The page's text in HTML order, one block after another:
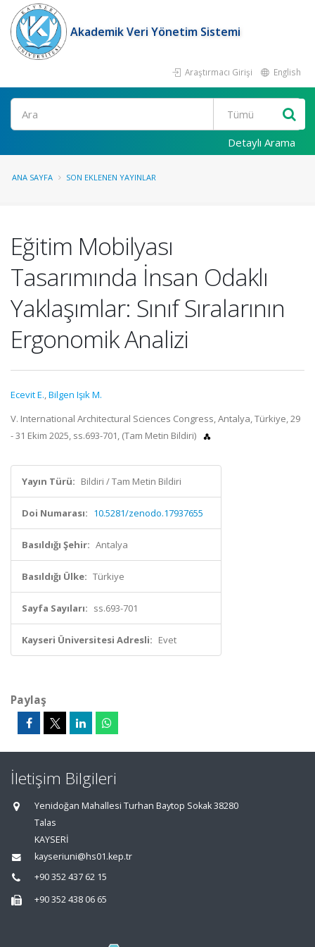
Akademik Veri Yönetim Sistemi
Araştırmacı Girişi English
Ara
Detaylı Arama
ANA SAYFA SON EKLENEN YAYINLAR
Eğitim Mobilyası
Tasarımında İnsan Odaklı
Yaklaşımlar: Sınıf Sıralarının
Ergonomik Analizi
Ecevit E.,Bilgen Işık M.
V. International Architectural Sciences Congress, Antalya, Türkiye, 29
- 31 Ekim 2025, ss.693-701, (Tam Metin Bildiri)
Yayın Türü: Bildiri / Tam Metin Bildiri
Doi Numarası: 10.5281/zenodo.17937655
Basıldığı Şehir: Antalya
Basıldığı Ülke: Türkiye
Sayfa Sayıları: ss.693-701
Kayseri Üniversitesi Adresli: Evet
Paylaş
İletişim Bilgileri
Yenidoğan Mahallesi Turhan Baytop Sokak 38280
Talas
KAYSERİ
kayseriuni@hs01.kep.tr
+90 352 437 62 15
+90 352 438 06 65